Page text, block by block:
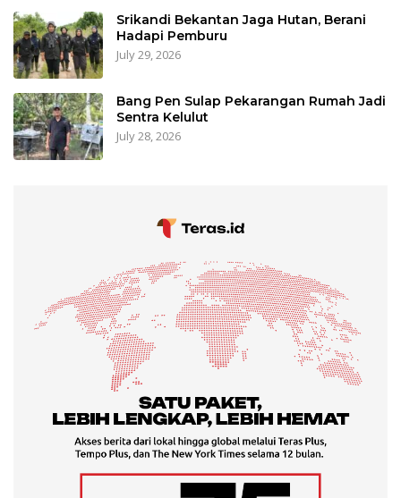
Srikandi Bekantan Jaga Hutan, Berani
Hadapi Pemburu
July 29, 2026
Bang Pen Sulap Pekarangan Rumah Jadi
Sentra Kelulut
July 28, 2026